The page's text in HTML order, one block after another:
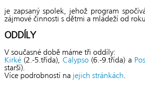
je zapsaný spolek, jehož program
zájmové činnosti s dětmi a mládeží od
ODDÍLY
V současné době máme tři oddíly:
Kirké (2.-5.třída), Calypso(6.-9.třída) a
starší).
Více podrobností na jejich stránkách